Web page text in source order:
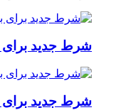
شرط جدید برای
شرط جدید برای